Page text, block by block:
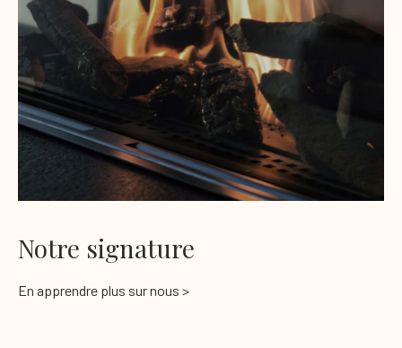
Notre signature
En apprendre plus sur nous >